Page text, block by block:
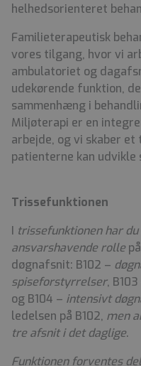
helhedsorienteret
Familieterapeutisk
vores tilgang, hvor vi
ambulatoriet og
udekørende funktion,
sammenhæng i
Miljøterapi er en
arbejde, og vi skaber
patienterne kan udvikle
Trissefunktionen
I trissefunktionen har
ansvarshavende rolle
døgnafsnit: B102 –
spiseforstyrrelser, B103
og B104 – intensivt
ledelsen på B102, men
tre afsnit i det daglige.
Funktionen forventes